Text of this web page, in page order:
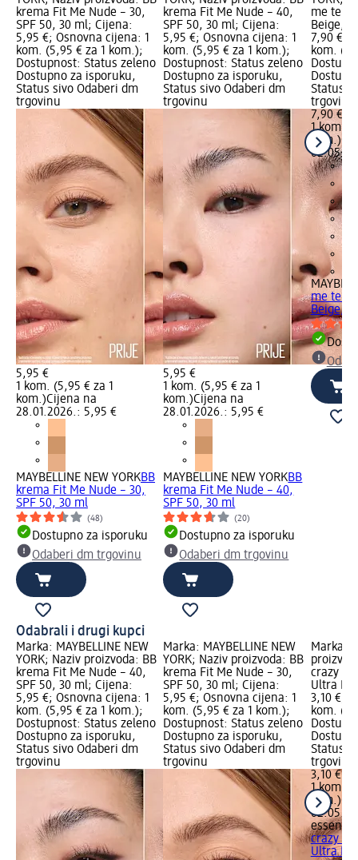
krema Fit Me Nude – 30,
SPF 50, 30 ml; Cijena:
5,95 €; Osnovna cijena: 1
kom. (5,95 € za 1 kom.);
Dostupnost: Status zeleno
Dostupno za isporuku,
Status sivo Odaberi dm
trgovinu
5,95 €
1 kom. (5,95 € za 1
kom.)Cijena na
28.01.2026.: 5,95 €
MAYBELLINE NEW YORKBB
krema Fit Me Nude – 30,
SPF 50, 30 ml
(48)
Dostupno za isporuku
Odaberi dm trgovinu
krema Fit Me Nude – 40,
SPF 50, 30 ml; Cijena:
5,95 €; Osnovna cijena: 1
kom. (5,95 € za 1 kom.);
Dostupnost: Status zeleno
Dostupno za isporuku,
Status sivo Odaberi dm
trgovinu
5,95 €
1 kom. (5,95 € za 1
kom.)Cijena na
28.01.2026.: 5,95 €
MAYBELLINE NEW YORKBB
krema Fit Me Nude – 40,
SPF 50, 30 ml
(20)
Dostupno za isporuku
Odaberi dm trgovinu
me
Beige,
7,90 €;
kom.
Status
trgovinu
7,90 €
1 kom.
kom.)
me
Beige,
Odabrali i drugi kupci
Marka: MAYBELLINE NEW
YORK; Naziv proizvoda: BB
krema Fit Me Nude – 40,
SPF 50, 30 ml; Cijena:
5,95 €; Osnovna cijena: 1
kom. (5,95 € za 1 kom.);
Dostupnost: Status zeleno
Dostupno za isporuku,
Status sivo Odaberi dm
trgovinu
Marka: MAYBELLINE NEW
YORK; Naziv proizvoda: BB
krema Fit Me Nude – 30,
SPF 50, 30 ml; Cijena:
5,95 €; Osnovna cijena: 1
kom. (5,95 € za 1 kom.);
Dostupnost: Status zeleno
Dostupno za isporuku,
Status sivo Odaberi dm
trgovinu
Marka:
crazy
Ultra
3,10 €;
kom.
Status
trgovinu
3,10 €
1 kom.
kom.)
essence
crazy
Ultra